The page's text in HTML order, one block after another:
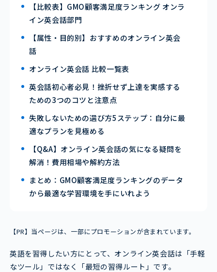
【比較表】GMO顧客満足度ランキング オンラ
イン英会話部門
【属性・目的別】おすすめのオンライン英会
話
オンライン英会話 比較一覧表
英会話初心者必見！挫折せず上達を実感する
ための3つのコツと注意点
失敗しないための選び方5ステップ：自分に最
適なプランを見極める
【Q&A】オンライン英会話の気になる疑問を
解消！費用相場や解約方法
まとめ：GMO顧客満足度ランキングのデータ
から最適な学習環境を手にいれよう
【PR】当ページは、一部にプロモーションが含まれています。
英語を習得したい方にとって、オンライン英会話は「手軽
なツール」ではなく「最短の習得ルート」です。